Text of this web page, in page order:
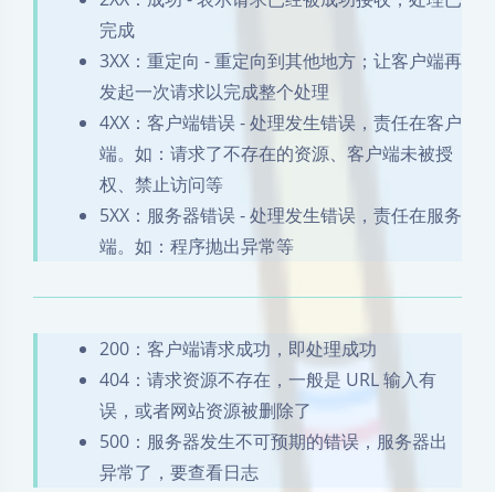
完成
3XX：重定向 - 重定向到其他地方；让客户端再
发起一次请求以完成整个处理
4XX：客户端错误 - 处理发生错误，责任在客户
端。如：请求了不存在的资源、客户端未被授
权、禁止访问等
5XX：服务器错误 - 处理发生错误，责任在服务
端。如：程序抛出异常等
200：客户端请求成功，即处理成功
404：请求资源不存在，一般是 URL 输入有
误，或者网站资源被删除了
500：服务器发生不可预期的错误，服务器出
异常了，要查看日志